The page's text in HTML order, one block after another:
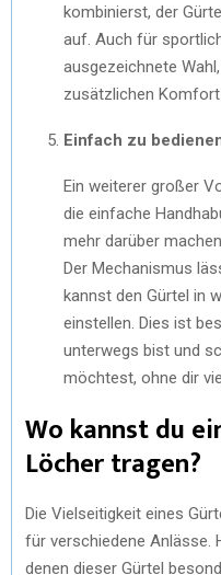
kombinierst, der
auf. Auch für
ausgezeichnete
zusätzlichen Komfort
Einfach zu
Ein weiterer großer
die einfache
mehr darüber
Der Mechanismus
kannst den Gürtel in
einstellen. Dies ist
unterwegs bist und
möchtest, ohne dir
Wo kannst du
Löcher tragen?
Die Vielseitigkeit eines
für verschiedene Anlässe.
denen dieser Gürtel